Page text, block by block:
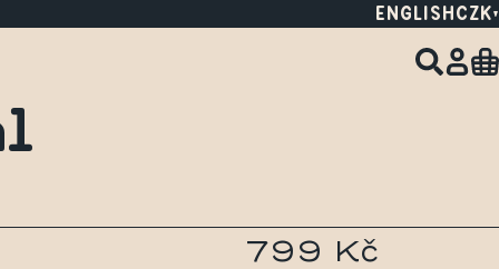
ENGLISHCZK
799 Kč